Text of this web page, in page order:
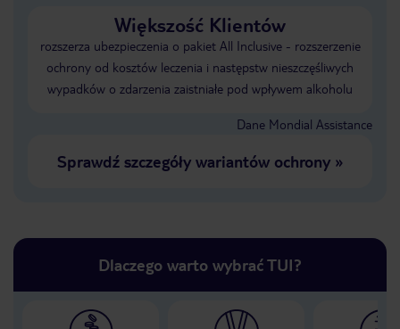
Większość Klientów
rozszerza ubezpieczenia o pakiet All Inclusive - rozszerzenie
ochrony od kosztów leczenia i następstw nieszczęśliwych
wypadków o zdarzenia zaistniałe pod wpływem alkoholu
Dane Mondial Assistance
Sprawdź szczegóły wariantów ochrony»
Dlaczego warto wybrać TUI?